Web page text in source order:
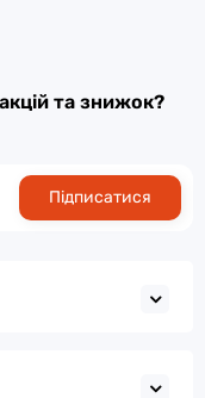
та знижок?
Підписатися